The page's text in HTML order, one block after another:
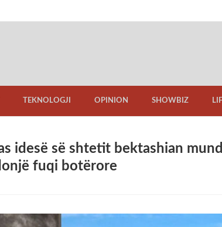
TEKNOLOGJI OPINION SHOWBIZ
idesë së shtetit bektashian
fuqi botërore